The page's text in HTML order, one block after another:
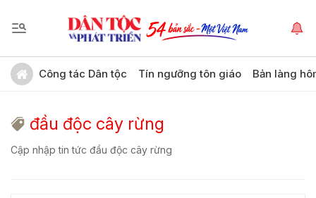
Công tác Dân tộc Tín ngưỡng tôn giáo Bản làng
đầu độc cây rừng
Cập nhập tin tức đầu độc cây rừng